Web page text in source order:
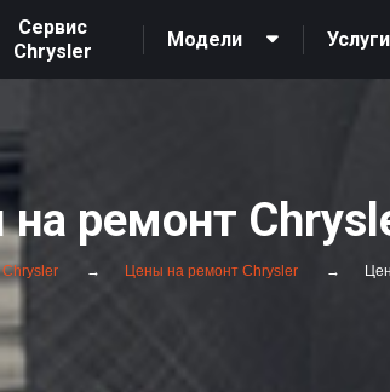
Сервис
Chrysler
Модели Услуги
ремонт
Цены на ремонт Chrysler